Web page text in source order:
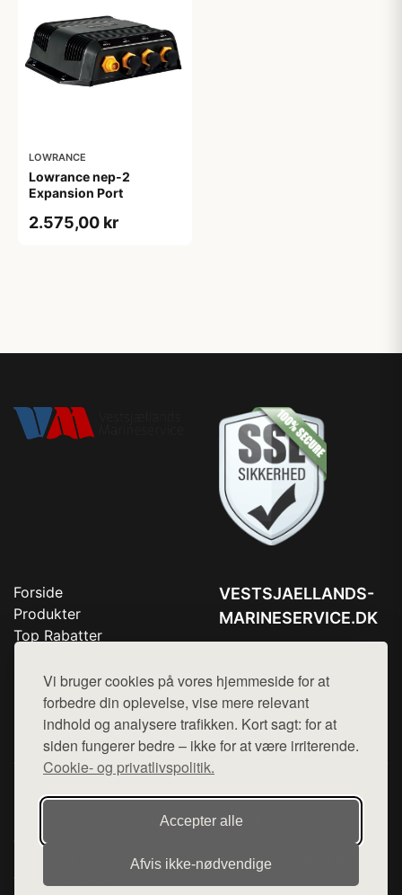
Vi bruger cookies på vores hjemmeside for at
forbedre din oplevelse, vise mere relevant
indhold og analysere trafikken. Kort sagt: for at
siden fungerer bedre – ikke for at være irriterende.
Cookie- og privatlivspolitik.
Accepter alle
Afvis ikke‑nødvendige
LOWRANCE
Lowrance nep-2
Expansion Port
2.575,00 kr
Forside
Produkter
Top Rabatter
Kontakt
VESTSJAELLANDS-
MARINESERVICE.DK
Mail:hej@want.dk
Cookie- og privatlivspolitik
Denne side er en del af want.dk, der udgiver en række
hjemmesider med præsentation af forskellige produkter fra
diverse webshops. Der sælges ikke varer fra denne side - vi
henviser til de shops, som sælger varen. Vi har heller ikke
varerne på lager.